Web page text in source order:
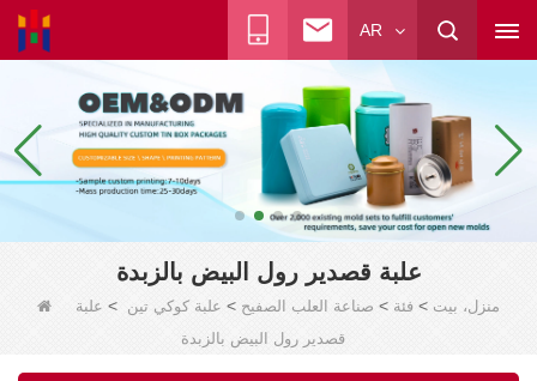
AR
علبة قصدير رول البيض بالزبدة
منزل، بيت > فئة > صناعة العلب الصفيح > علبة كوكي تين > علبة
قصدير رول البيض بالزبدة